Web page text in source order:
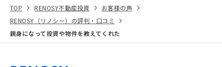
TOP RENOSY不動産投資
お客様の声
RENOSY（リノシー）の評判・口コミ
親身になって投資や物件を教えてくれた